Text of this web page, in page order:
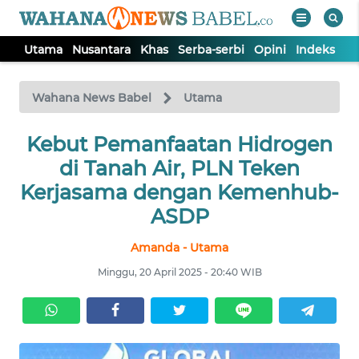
Utama Nusantara Khas Serba-serbi Opini Indeks
Wahana News Babel Utama
Kebut Pemanfaatan Hidrogen
di Tanah Air, PLN Teken
Kerjasama dengan Kemenhub-
ASDP
Amanda - Utama
Minggu, 20 April 2025 - 20:40 WIB
TV
Tutup
UTAMA
NUSANTARA
SERBI
OPINI